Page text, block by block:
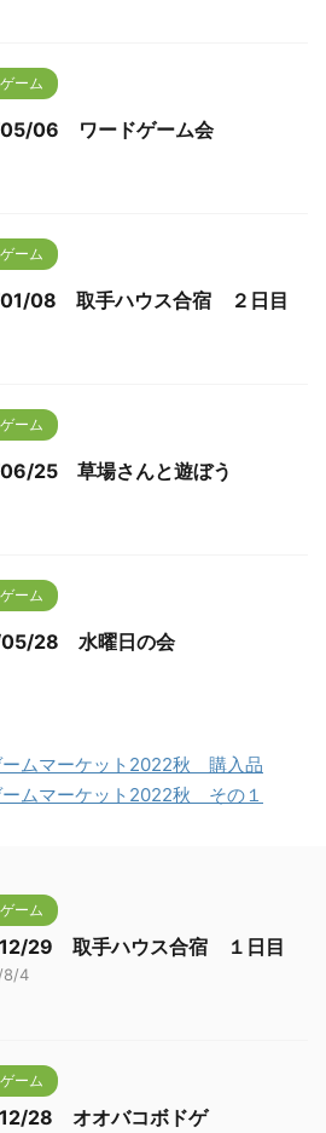
ーム
06 ワードゲーム会
ーム
08 取手ハウス合宿 ２日目
ーム
25 草場さんと遊ぼう
ーム
28 水曜日の会
ムマーケット2022秋 購入品
ムマーケット2022秋 その１
ーム
29 取手ハウス合宿 １日目
8/4
ーム
28 オオバコボドゲ